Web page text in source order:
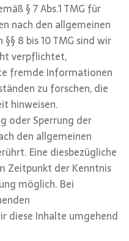
§ 7 Abs.1 TMG für
nach den allgemeinen
8 bis 10 TMG sind wir
verpflichtet,
fremde Informationen
zu forschen, die
hinweisen.
oder Sperrung der
den allgemeinen
Eine diesbezügliche
Zeitpunkt der Kenntnis
möglich. Bei
diese Inhalte umgehend